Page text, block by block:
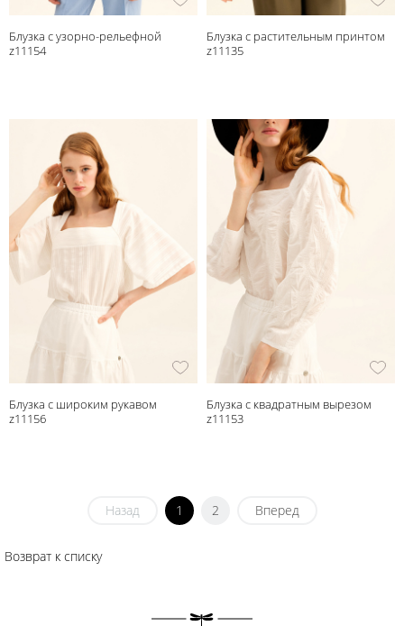
Блузка с узорно-рельефной
фактурой
z11154
Блузка с растительным принтом
z11135
Блузка с широким рукавом
z11156
Блузка с квадратным вырезом
z11153
Назад 1 2 Вперед
Возврат к списку